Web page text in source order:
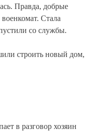
Правда, добрые
Стала
со службы.
строить новый дом,
в разговор хозяин